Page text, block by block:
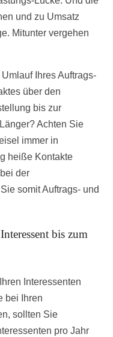
und zu Umsatz
Mitunter vergehen
Ihres Auftrags-
über den
bis zur
Achten Sie
immer in
heiße Kontakte
der
somit Auftrags- und
bis zum
Interessenten
bei Ihren
sollten Sie
pro Jahr